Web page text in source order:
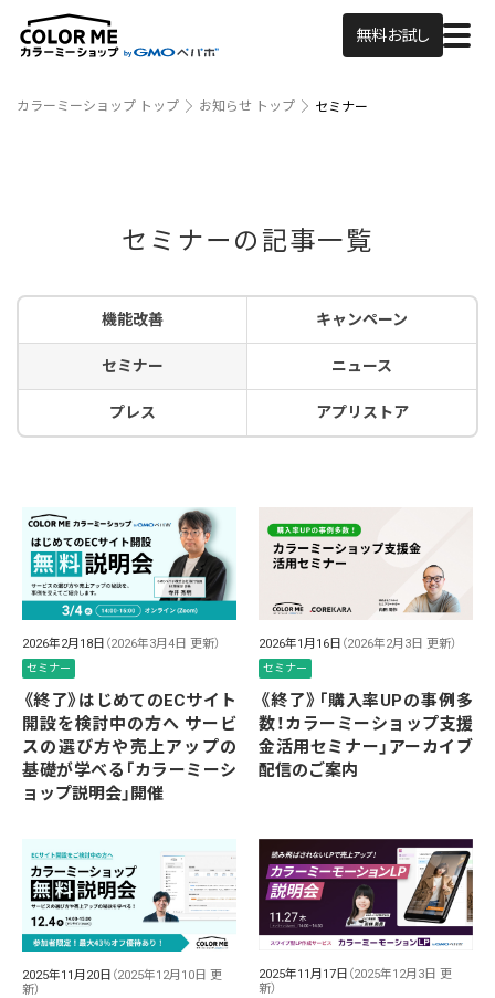
無料お試し
カラーミーショップ トップ お知らせ トップ セミナー
セミナーの記事一覧
機能改善 キャンペーン
セミナー ニュース
プレス アプリストア
2026年2月18日 （2026年3月4日 更新）
セミナー
《終了》はじめてのECサイト
開設を検討中の方へ サービ
スの選び方や売上アップの
基礎が学べる「カラーミーシ
ョップ説明会」開催
2026年1月16日 （2026年2月3日 更新）
セミナー
《終了》「購入率UPの事例多
数！カラーミーショップ支援
金活用セミナー」アーカイブ
配信のご案内
2025年11月20日 （2025年12月10日 更
新）
2025年11月17日 （2025年12月3日 更
新）